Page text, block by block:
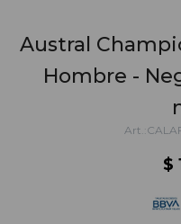
Austral
Hombre -
$